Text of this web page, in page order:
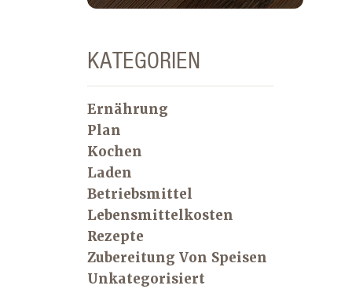
KATEGORIEN
Ernährung
Plan
Kochen
Laden
Betriebsmittel
Lebensmittelkosten
Rezepte
Zubereitung Von Speisen
Unkategorisiert